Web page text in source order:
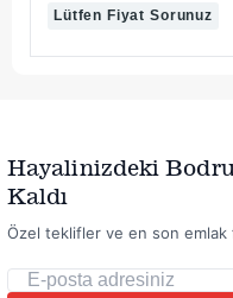
Lütfen Fiyat Sorunuz
Hayalinizdeki
Kaldı
Özel teklifler ve en son emlak